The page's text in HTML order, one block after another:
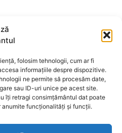
folosim tehnologii, cum ar fi
informațiile despre dispozitive.
ne permite să procesăm date,
sau ID-uri unice pe acest site.
îți retragi consimțământul dat poate
funcționalități și funcții.